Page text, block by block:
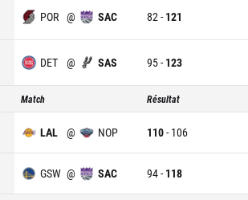
POR @ SAC 82- 121
DET @ SAS 95- 123
Match Résultat
LAL @ NOP 110- 106
GSW @ SAC 94- 118